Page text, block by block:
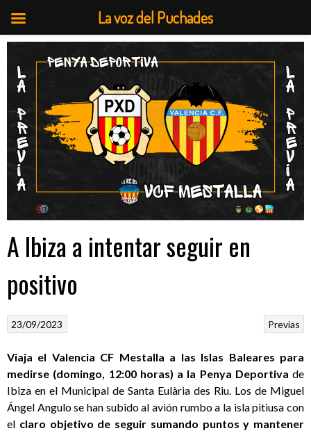
Saltar
contenido
A Ibiza a intentar seguir en
positivo
Previas
23/09/2023
Viaja el Valencia CF Mestalla a las Islas Baleares para
medirse (domingo, 12:00 horas) a la Penya Deportiva de
Ibiza en el Municipal de Santa Eulària des Riu. Los de Miguel
Ángel Angulo se han subido al avión rumbo a la isla pitiusa con
el claro objetivo de seguir sumando puntos y mantener
La voz del Puchades